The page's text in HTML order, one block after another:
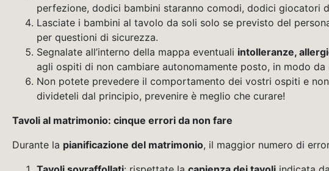
perfezione, dodici bambini staranno comodi, dodici giocatori
Lasciate i bambini al tavolo da soli solo se previsto del
per questioni di sicurezza.
Segnalate all’interno della mappa eventuali intolleranze,
agli ospiti di non cambiare autonomamente posto, in modo
Non potete prevedere il comportamento dei vostri ospiti e
divideteli dal principio, prevenire è meglio che curare!
Tavoli al matrimonio: cinque errori da non fare
Durante la pianificazione del matrimonio, il maggior numero di